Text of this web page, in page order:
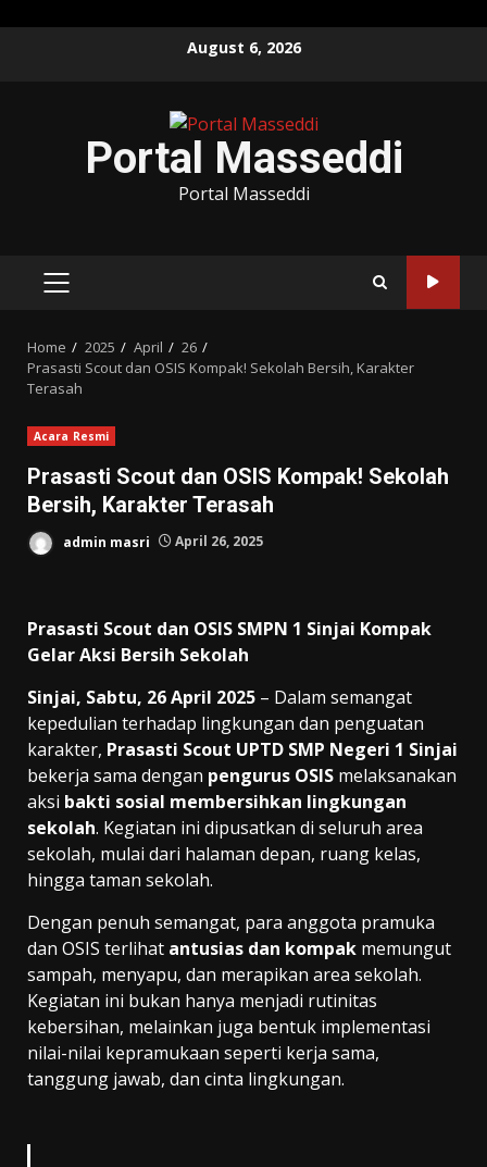
August 6, 2026
Portal Masseddi
Portal Masseddi
PRIMARY
Home 2025 April
26
Prasasti Scout dan OSIS Kompak! Sekolah Bersih, Karakter
Terasah
Acara Resmi
Prasasti Scout dan OSIS Kompak! Sekolah
Bersih, Karakter Terasah
admin masri April 26, 2025
Prasasti Scout dan OSIS SMPN 1 Sinjai Kompak
Gelar Aksi Bersih Sekolah
Sinjai, Sabtu, 26 April 2025 – Dalam semangat
kepedulian terhadap lingkungan dan penguatan
karakter, Prasasti Scout UPTD SMP Negeri 1 Sinjai
bekerja sama dengan pengurus OSIS melaksanakan
aksi bakti sosial membersihkan lingkungan
sekolah. Kegiatan ini dipusatkan di seluruh area
sekolah, mulai dari halaman depan, ruang kelas,
hingga taman sekolah.
Dengan penuh semangat, para anggota pramuka
dan OSIS terlihat antusias dan kompak memungut
sampah, menyapu, dan merapikan area sekolah.
Kegiatan ini bukan hanya menjadi rutinitas
kebersihan, melainkan juga bentuk implementasi
nilai-nilai kepramukaan seperti kerja sama,
tanggung jawab, dan cinta lingkungan.